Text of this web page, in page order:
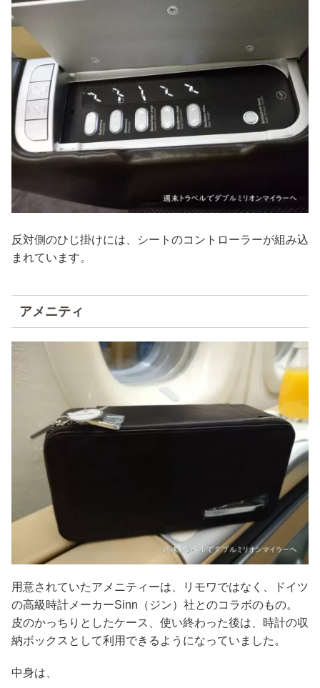
反対側のひじ掛けには、シートのコントローラーが組み込
まれています。
アメニティ
用意されていたアメニティーは、リモワではなく、ドイツ
の高級時計メーカーSinn（ジン）社とのコラボのもの。
皮のかっちりとしたケース、使い終わった後は、時計の収
納ボックスとして利用できるようになっていました。
中身は、